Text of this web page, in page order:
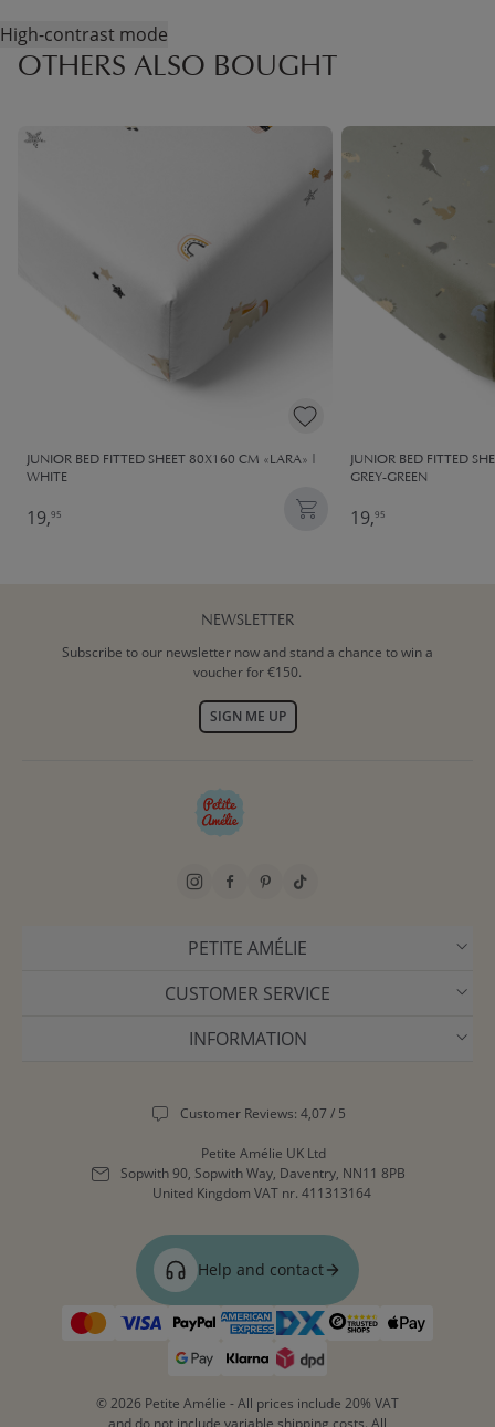
High-contrast mode
OTHERS ALSO BOUGHT
JUNIOR BED FITTED SHEET 80X160 CM «LARA» |
WHITE
19,95
JUNIOR BED FITTED
GREY-GREEN
19,95
NEWSLETTER
Subscribe to our newsletter now and stand a chance to win a
voucher for €150.
SIGN ME UP
PETITE AMÉLIE
CUSTOMER SERVICE
INFORMATION
Customer Reviews: 4,07 / 5
Petite Amélie UK Ltd
Sopwith 90, Sopwith Way, Daventry, NN11 8PB
United Kingdom VAT nr. 411313164
Help and contact
© 2026 Petite Amélie - All prices include 20% VAT